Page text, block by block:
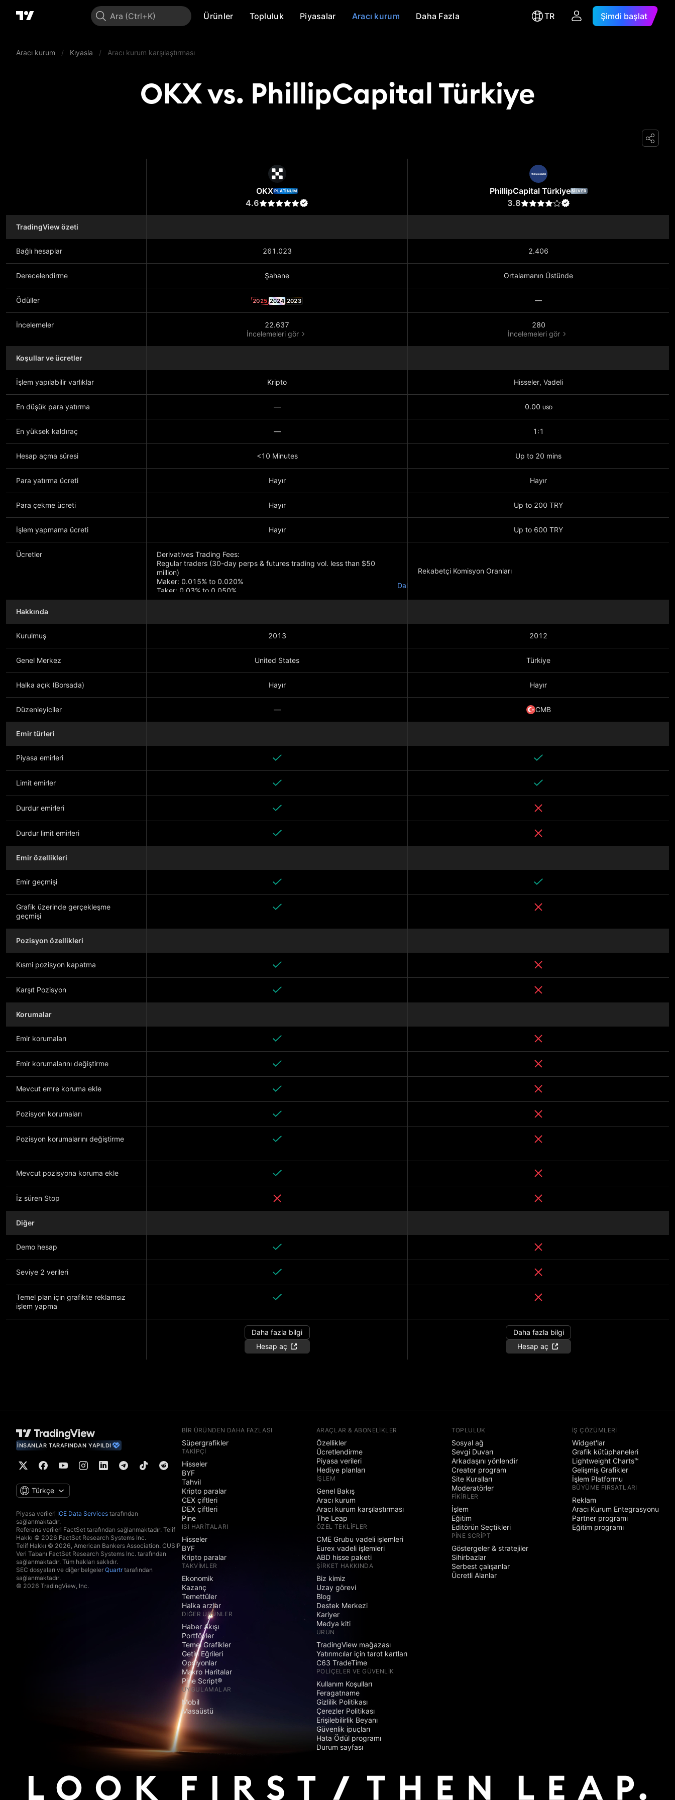
Ara Ürünler Topluluk Piyasalar Aracı kurum Daha Fazla TR Şimdi başlat
Aracı kurum / Kıyasla / Aracı kurum karşılaştırması
OKX vs. PhillipCapital Türkiye
OKX PLATINUM
4.6
PhillipCapital Türkiye SILVER
3.8
TradingView özeti
Bağlı hesaplar 261.023 2.406
Derecelendirme Şahane Ortalamanın Üstünde
Ödüller 2025 2024 2023 —
İncelemeler
22.637
İncelemeleri gör
280
İncelemeleri gör
Koşullar ve ücretler
İşlem yapılabilir varlıklar Kripto Hisseler, Vadeli
En düşük para yatırma — 0.00 USD
En yüksek kaldıraç — 1:1
Hesap açma süresi <10 Minutes Up to 20 mins
Para yatırma ücreti Hayır Hayır
Para çekme ücreti Hayır Up to 200 TRY
İşlem yapmama ücreti Hayır Up to 600 TRY
Ücretler
Derivatives Trading Fees:
Regular traders (30-day perps & futures trading vol. less than $50
million)
Maker: 0.015% to 0.020%
Taker: 0.03% to 0.050%
Taker: 0.015% to 0.03%
Daha fazla göster
Rekabetçi Komisyon Oranları
Hakkında
Kurulmuş 2013 2012
Genel Merkez United States Türkiye
Halka açık (Borsada) Hayır Hayır
Düzenleyiciler — CMB
Emir türleri
Piyasa emirleri
Limit emirler
Durdur emirleri
Durdur limit emirleri
Emir özellikleri
Emir geçmişi
Grafik üzerinde gerçekleşme
geçmişi
Pozisyon özellikleri
Kısmi pozisyon kapatma
Karşıt Pozisyon
Korumalar
Emir korumaları
Emir korumalarını değiştirme
Mevcut emre koruma ekle
Pozisyon korumaları
Pozisyon korumalarını değiştirme
Mevcut pozisyona koruma ekle
İz süren Stop
Diğer
Demo hesap
Seviye 2 verileri
Temel plan için grafikte reklamsız
işlem yapma
Daha fazla bilgi
Hesap aç
Daha fazla bilgi
Hesap aç
İNSANLAR TARAFINDAN YAPILDI
Türkçe
Piyasa verileri ICE Data Services tarafından
sağlanmaktadır.
Referans verileri FactSet tarafından sağlanmaktadır. Telif
Hakkı © 2026 FactSet Research Systems Inc.
Telif Hakkı © 2026, American Bankers Association. CUSIP
Veri Tabanı FactSet Research Systems Inc. tarafından
sağlanmaktadır. Tüm hakları saklıdır.
SEC dosyaları ve diğer belgeler Quartrtarafından
sağlanmaktadır.
© 2026 TradingView, Inc.
BIR ÜRÜNDEN DAHA FAZLASI
Süpergrafikler
TAKIPÇI
Hisseler
BYF
Tahvil
Kripto paralar
CEX çiftleri
DEX çiftleri
Pine
ISI HARITALARI
Hisseler
BYF
Kripto paralar
TAKVIMLER
Ekonomik
Kazanç
Temettüler
Halka arzlar
DIĞER ÜRÜNLER
Haber Akışı
Portföyler
Temel Grafikler
Getiri Eğrileri
Opsiyonlar
Makro Haritalar
Pine Script®
UYGULAMALAR
Mobil
Masaüstü
ARAÇLAR & ABONELIKLER
Özellikler
Ücretlendirme
Piyasa verileri
Hediye planları
İŞLEM
Genel Bakış
Aracı kurum
Aracı kurum karşılaştırması
The Leap
ÖZEL TEKLIFLER
CME Grubu vadeli işlemleri
Eurex vadeli işlemleri
ABD hisse paketi
ŞIRKET HAKKINDA
Biz kimiz
Uzay görevi
Blog
Destek Merkezi
Kariyer
Medya kiti
ÜRÜN
TradingView mağazası
Yatırımcılar için tarot kartları
C63 TradeTime
POLIÇELER VE GÜVENLIK
Kullanım Koşulları
Feragatname
Gizlilik Politikası
Çerezler Politikası
Erişilebilirlik Beyanı
Güvenlik ipuçları
Hata Ödül programı
Durum sayfası
TOPLULUK
Sosyal ağ
Sevgi Duvarı
Arkadaşını yönlendir
Creator program
Site Kuralları
Moderatörler
FIKIRLER
İşlem
Eğitim
Editörün Seçtikleri
PINE SCRIPT
Göstergeler & stratejiler
Sihirbazlar
Serbest çalışanlar
Ücretli Alanlar
İŞ ÇÖZÜMLERI
Widget'lar
Grafik kütüphaneleri
Lightweight Charts™
Gelişmiş Grafikler
İşlem Platformu
BÜYÜME FIRSATLARI
Reklam
Aracı Kurum Entegrasyonu
Partner programı
Eğitim programı